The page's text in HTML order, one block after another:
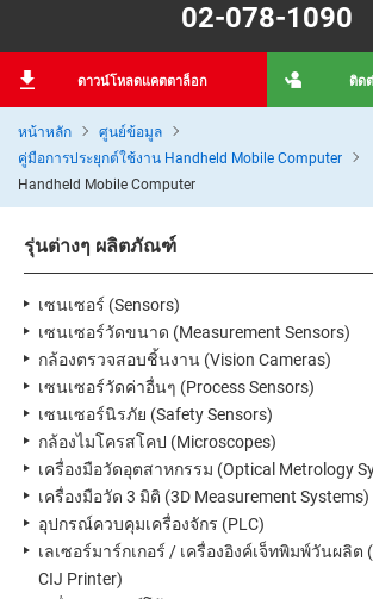
หน้าหลัก
ศูนย์ข้อมูล
คู่มือการประยุกต์ใช้งาน Handheld Mobile Computer
Handheld Mobile Computer
02-078-1090
ดาวน์โหลดแคตตาล็อก ติด
รุ่นต่างๆ ผลิตภัณฑ์
เซนเซอร์ (Sensors)
เซนเซอร์วัดขนาด (Measurement Sensors)
กล้องตรวจสอบชิ้นงาน (Vision Cameras)
เซนเซอร์วัดค่าอื่นๆ (Process Sensors)
เซนเซอร์นิรภัย (Safety Sensors)
กล้องไมโครสโคป (Microscopes)
เครื่องมือวัดอุตสาหกรรม (Optical Metrology
เครื่องมือวัด 3 มิติ (3D Measurement Systems)
อุปกรณ์ควบคุมเครื่องจักร (PLC)
เลเซอร์มาร์กเกอร์ / เครื่องอิงค์เจ็ทพิมพ์วันผลิต
CIJ Printer)